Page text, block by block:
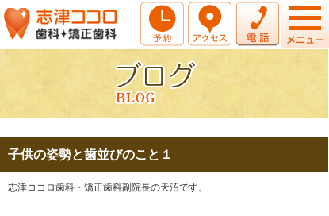
子供の姿勢と歯並びのこと１
志津ココロ歯科・矯正歯科副院長の天沼です。